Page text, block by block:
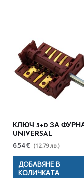
КЛЮЧ 3+0 ЗА
UNIVERSAL
6.54 € (12.79 лв.)
ДОБАВЯНЕ В
КОЛИЧКАТА